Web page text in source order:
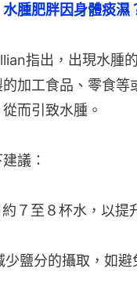
水腫肥胖因身體痰
指出，出現水腫
加工食品、零食
而引致水腫。
議：
７至８杯水，以
鹽分的攝取，如